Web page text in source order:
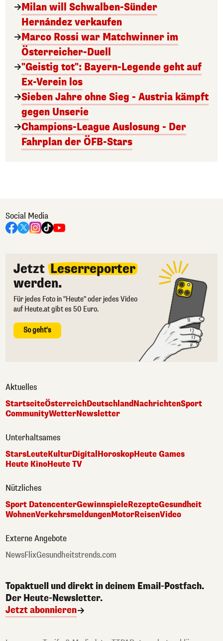
Milan will Schwalben-Sünder
Hernández verkaufen
Marco Rossi war Matchwinner im
Österreicher-Duell
"Geistig tot": Bayern-Legende geht auf
Ex-Verein los
Sieben Jahre ohne Sieg - Austria kämpft
gegen Unserie
Champions-League Auslosung - Der
Fahrplan der ÖFB-Stars
Social Media
Jetzt Leserreporter
werden.
Für jedes Foto in "Heute" oder jedes Video
auf Heute.at gibt es 50 Euro.
So geht's
Aktuelles
StartseiteÖsterreichDeutschlandNachrichtenSport
CommunityWetterNewsletter
Unterhaltsames
StarsLeuteKulturDigital HoroskopHeute Games
Heute KinoHeute TV
Nützliches
Sport DatencenterGewinnspieleRezepteGesundheit
WohnenVerkehrsmeldungenMotorReisenVideo
Externe Angebote
NewsFlixGesundheitstrends.com
Topaktuell und direkt in deinem Email-Postfach.
Der Heute-Newsletter.
Jetzt abonnieren